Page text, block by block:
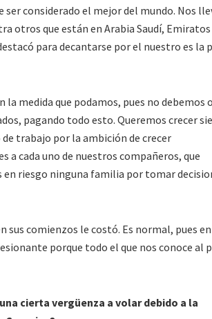
considerado el mejor del mundo. Nos
otros que están en Arabia Saudí, Emiratos
para decantarse por el nuestro es la
medida que podamos, pues no debemos
pagando todo esto. Queremos crecer
trabajo por la ambición de crecer
a cada uno de nuestros compañeros, que
riesgo ninguna familia por tomar
sus comienzos le costó. Es normal, pues
porque todo el que nos conoce al
cierta vergüenza a volar debido a la